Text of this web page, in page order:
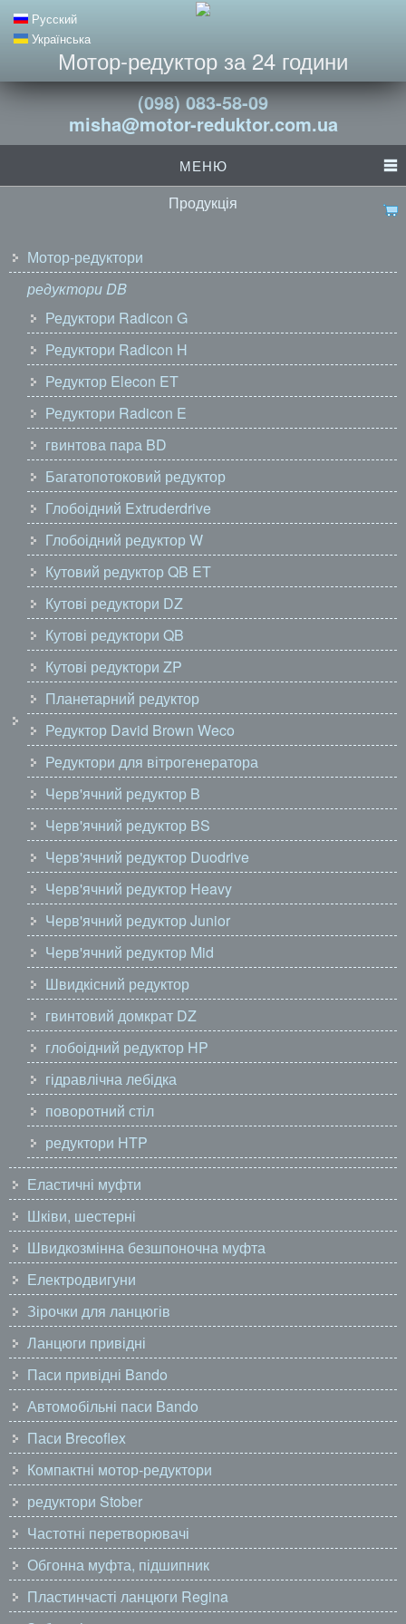
Русский
Українська
Мотор-редуктор за 24 години
(098) 083-58-09
misha@motor-reduktor.com.ua
МЕНЮ
Продукція
Мотор-редуктори
редуктори DB
Редуктори Radicon G
Редуктори Radicon H
Редуктор Elecon ET
Редуктори Radicon E
гвинтова пара BD
Багатопотоковий редуктор
Глобоідний Extruderdrive
Глобоідний редуктор W
Кутовий редуктор QB ET
Кутові редуктори DZ
Кутові редуктори QB
Кутові редуктори ZP
Планетарний редуктор
Редуктор David Brown Weco
Редуктори для вітрогенератора
Черв'ячний редуктор B
Черв'ячний редуктор BS
Черв'ячний редуктор Duodrive
Черв'ячний редуктор Heavy
Черв'ячний редуктор Junior
Черв'ячний редуктор Mid
Швидкісний редуктор
гвинтовий домкрат DZ
глобоідний редуктор HP
гідравлічна лебідка
поворотний стіл
редуктори HTP
Еластичні муфти
Шківи, шестерні
Швидкозмінна безшпоночна муфта
Електродвигуни
Зірочки для ланцюгів
Ланцюги привідні
Паси привідні Bando
Автомобільні паси Bando
Паси Brecoflex
Компактні мотор-редуктори
редуктори Stober
Частотні перетворювачі
Обгонна муфта, підшипник
Пластинчасті ланцюги Regina